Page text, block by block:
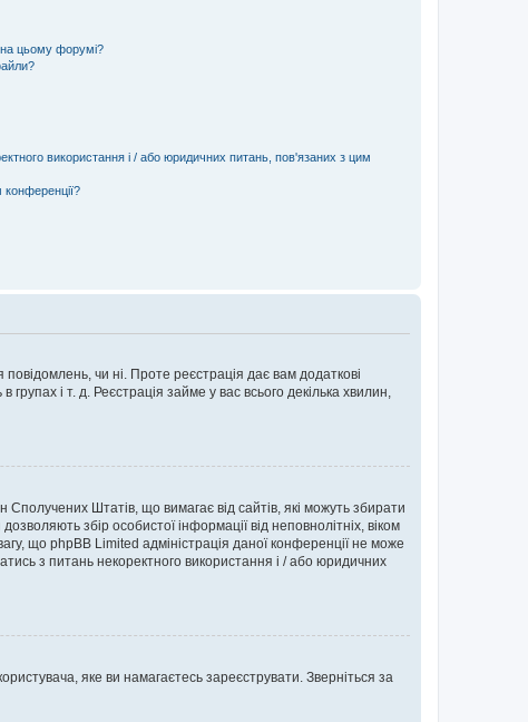
цьому форумі?
використання і / або юридичних питань, пов'язаних з цим
конференції?
чи ні. Проте реєстрація дає вам додаткові
і т. д. Реєстрація займе у вас всього декілька хвилин,
Штатів, що вимагає від сайтів, які можуть збирати
збір особистої інформації від неповнолітніх, віком
що phpBB Limited адміністрація даної конференції не може
з питань некоректного використання і / або юридичних
яке ви намагаєтесь зареєструвати. Зверніться за